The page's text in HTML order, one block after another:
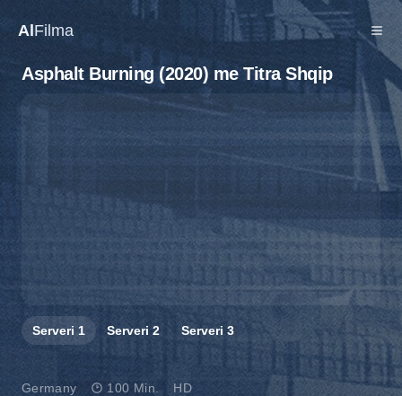
Al Filma
Asphalt Burning (2020) me Titra Shqip
Serveri 1 Serveri2 Serveri 3
Germany 100 Min. HD